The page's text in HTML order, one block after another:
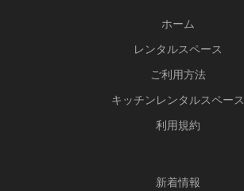
o
o
k
ホーム
レンタルスペース
ご利用方法
キッチンレンタルスペース
利用規約
新着情報